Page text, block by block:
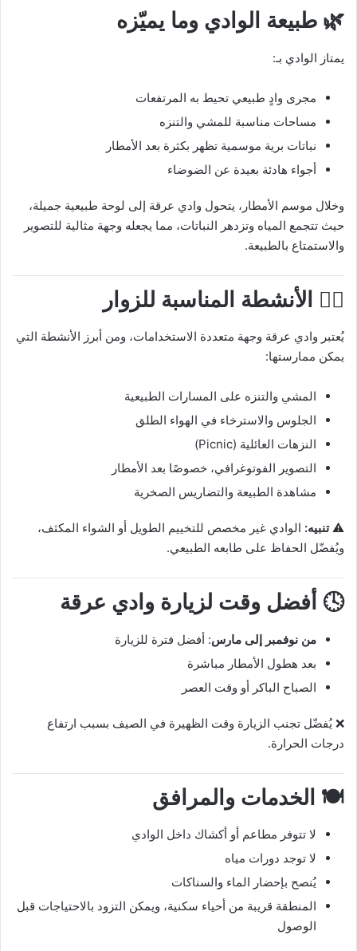
🌿 طبيعة الوادي وما يميّزه
يمتاز الوادي بـ:
مجرى وادٍ طبيعي تحيط به المرتفعات
مساحات مناسبة للمشي والتنزه
نباتات برية موسمية تظهر بكثرة بعد الأمطار
أجواء هادئة بعيدة عن الضوضاء
وخلال موسم الأمطار، يتحول وادي عرقة إلى لوحة طبيعية جميلة،
حيث تتجمع المياه وتزدهر النباتات، مما يجعله وجهة مثالية للتصوير
والاستمتاع بالطبيعة.
🚶‍♂️ الأنشطة المناسبة للزوار
يُعتبر وادي عرقة وجهة متعددة الاستخدامات، ومن أبرز الأنشطة التي
يمكن ممارستها:
المشي والتنزه على المسارات الطبيعية
الجلوس والاسترخاء في الهواء الطلق
النزهات العائلية (Picnic)
التصوير الفوتوغرافي، خصوصًا بعد الأمطار
مشاهدة الطبيعة والتضاريس الصخرية
⚠️تنبيه: الوادي غير مخصص للتخييم الطويل أو الشواء المكثف،
ويُفضّل الحفاظ على طابعه الطبيعي.
🕓 أفضل وقت لزيارة وادي عرقة
من نوفمبر إلى مارس: أفضل فترة للزيارة
بعد هطول الأمطار مباشرة
الصباح الباكر أو وقت العصر
❌ يُفضّل تجنب الزيارة وقت الظهيرة في الصيف بسبب ارتفاع
درجات الحرارة.
🍽️ الخدمات والمرافق
لا تتوفر مطاعم أو أكشاك داخل الوادي
لا توجد دورات مياه
يُنصح بإحضار الماء والسناكات
المنطقة قريبة من أحياء سكنية، ويمكن التزود بالاحتياجات قبل
الوصول